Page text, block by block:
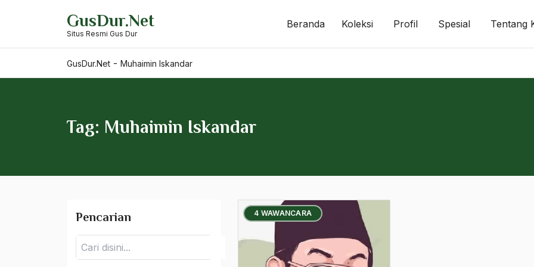
GusDur.Net
Situs Resmi Gus Dur
Beranda Koleksi Profil Spesial Tentang
GusDur.Net - Muhaimin Iskandar
Tag: Muhaimin Iskandar
4 WAWANCARA
Pencarian
Pencarian
modernis
Modernisasi
Modernisasi Pesantren
Moh. Natsir
Mohamad Guntur Romli